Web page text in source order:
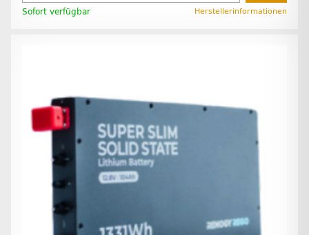
Sofort verfügbar Herstellerinformationen